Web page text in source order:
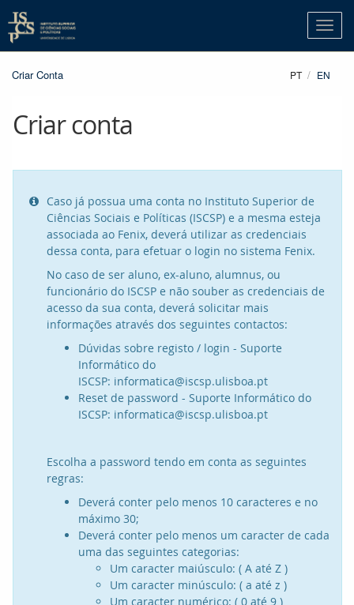
Criar Conta PT EN
Criar conta

Caso já possua uma conta no Instituto Superior de
Ciências Sociais e Políticas (ISCSP) e a mesma esteja
associada ao Fenix, deverá utilizar as credenciais
dessa conta, para efetuar o login no sistema Fenix.
No caso de ser aluno, ex-aluno, alumnus, ou
funcionário do ISCSP e não souber as credenciais de
acesso da sua conta, deverá solicitar mais
informações através dos seguintes contactos:
Dúvidas sobre registo / login - Suporte
Informático do
ISCSP: informatica@iscsp.ulisboa.pt
Reset de password - Suporte Informático do
ISCSP: informatica@iscsp.ulisboa.pt
Escolha a password tendo em conta as seguintes
regras:
Deverá conter pelo menos 10 caracteres e no
máximo 30;
Deverá conter pelo menos um caracter de cada
uma das seguintes categorias:
Um caracter maiúsculo: ( A até Z )
Um caracter minúsculo: ( a até z )
Um caracter numérico: ( 0 até 9 )